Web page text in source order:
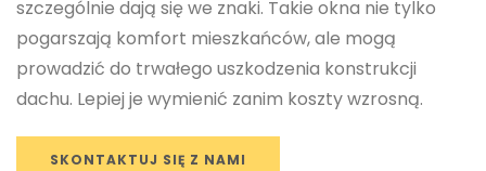
szczególnie dają się we znaki. Takie okna nie tylko
pogarszają komfort mieszkańców, ale mogą
prowadzić do trwałego uszkodzenia konstrukcji
dachu. Lepiej je wymienić zanim koszty wzrosną.
SKONTAKTUJ SIĘ Z NAMI